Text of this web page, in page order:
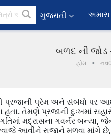
ગુજરાતી અમારા
બળદ ની જોડ -
હોમ
પ્રજાની પ્રેમ અને સંબંધો પર
હતા. તેમણે પ્રજાની દુઃખમાં
મદ્રાસના ગવર્નર બન્યા,
આવીને રાજાને મળવા માંગે